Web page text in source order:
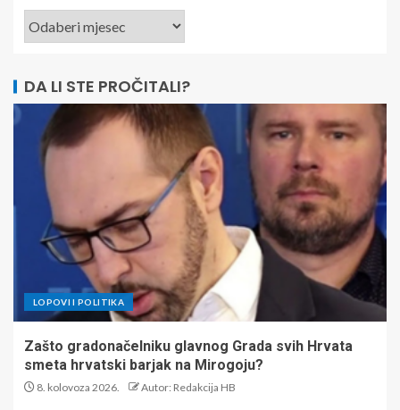
DA LI STE PROČITALI?
LOPOVI I POLITIKA
Zašto gradonačelniku glavnog Grada svih Hrvata
smeta hrvatski barjak na Mirogoju?
8. kolovoza 2026. Autor: Redakcija HB